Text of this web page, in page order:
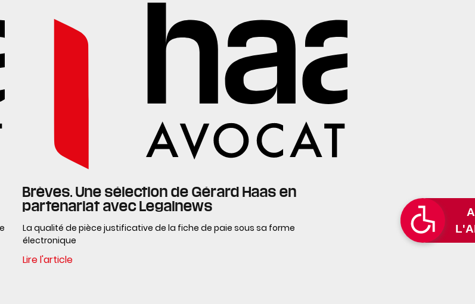
Brèves. Une sélection de Gérard Haas en
partenariat avec Legalnews
La qualité de pièce justificative de la fiche de paie sous sa forme
électronique
Lire l'article